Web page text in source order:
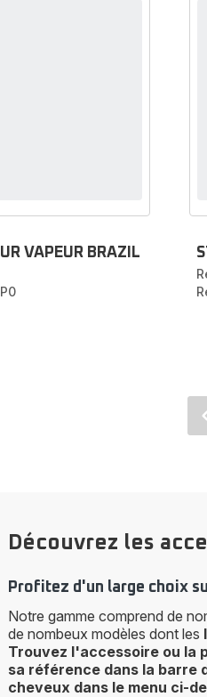
VAPEUR BRAZIL
Découvrez les
Profitez d'un large choix
Notre gamme comprend de
de nombeux modèles dont les
Trouvez l'accessoire ou la
sa référence dans la barre
cheveux dans le menu ci-